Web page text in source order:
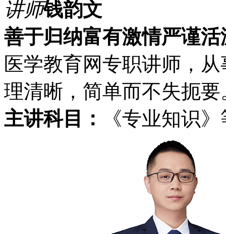
讲师钱韵文
善于归纳富有激情严谨活
医学教育网专职讲师，
理清晰，简单而不失扼要
主讲科目：
《专业知识